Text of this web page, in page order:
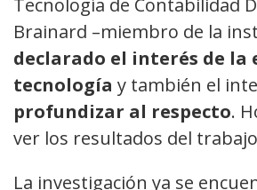
Brainard –miembro de la
declarado el interés de la
tecnología y también el
profundizar al respecto.
ver los resultados del
La investigación ya se